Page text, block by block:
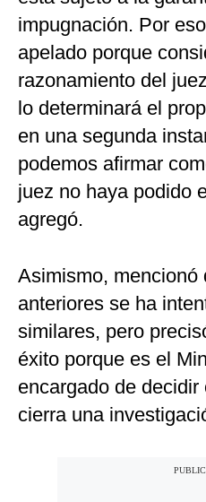
impugnación. Por
apelado porque
razonamiento del
lo determinará el
en una segunda
podemos afirmar
juez no haya podido
agregó.
Asimismo, mencionó
anteriores se ha
similares, pero
éxito porque es el
encargado de
cierra una